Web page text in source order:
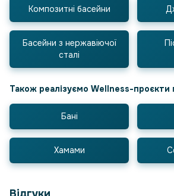
Композитні басейни
Басейни з нержавіючої
сталі
Також реалізуємо Wellness-проєкти
Бані
Хамами